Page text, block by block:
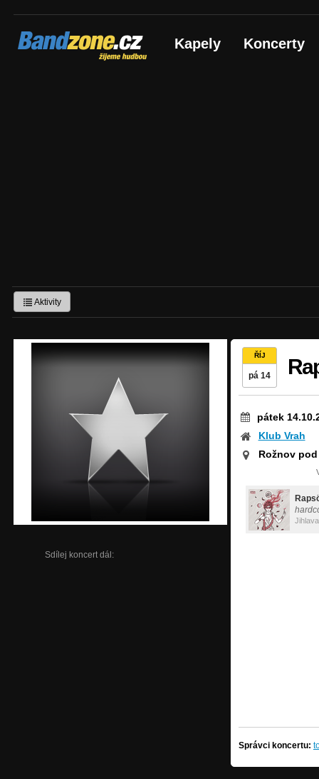
Bandzone.cz
žijeme hudbou Kapely Koncerty
Aktivity
Sdílej koncert dál:
ŘÍJ
pá 14
pátek
Klub Vrah
Rožnov
Jihlava
Správci koncertu: